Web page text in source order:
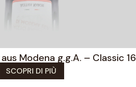
Modena g.g.A. – Classic 16
SCOPRI DI PIÙ